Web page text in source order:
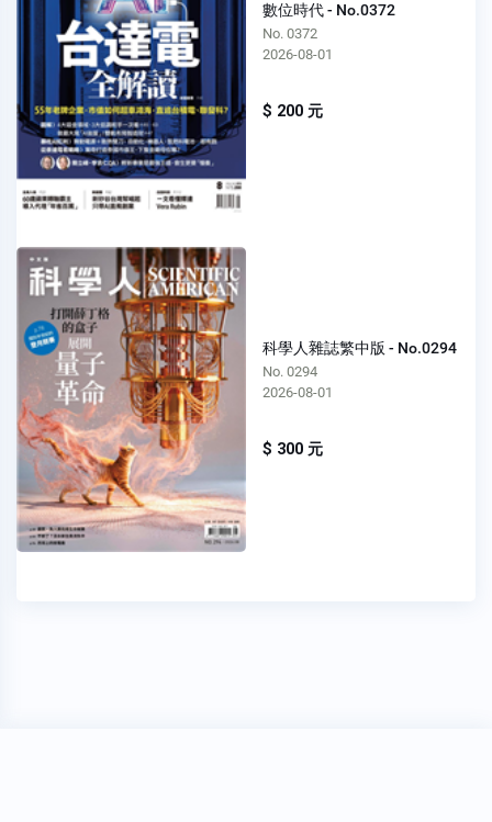
數位時代 - No.0372
No. 0372
2026-08-01
$ 200 元
科學人雜誌繁中版 - No.0294
No. 0294
2026-08-01
$ 300 元